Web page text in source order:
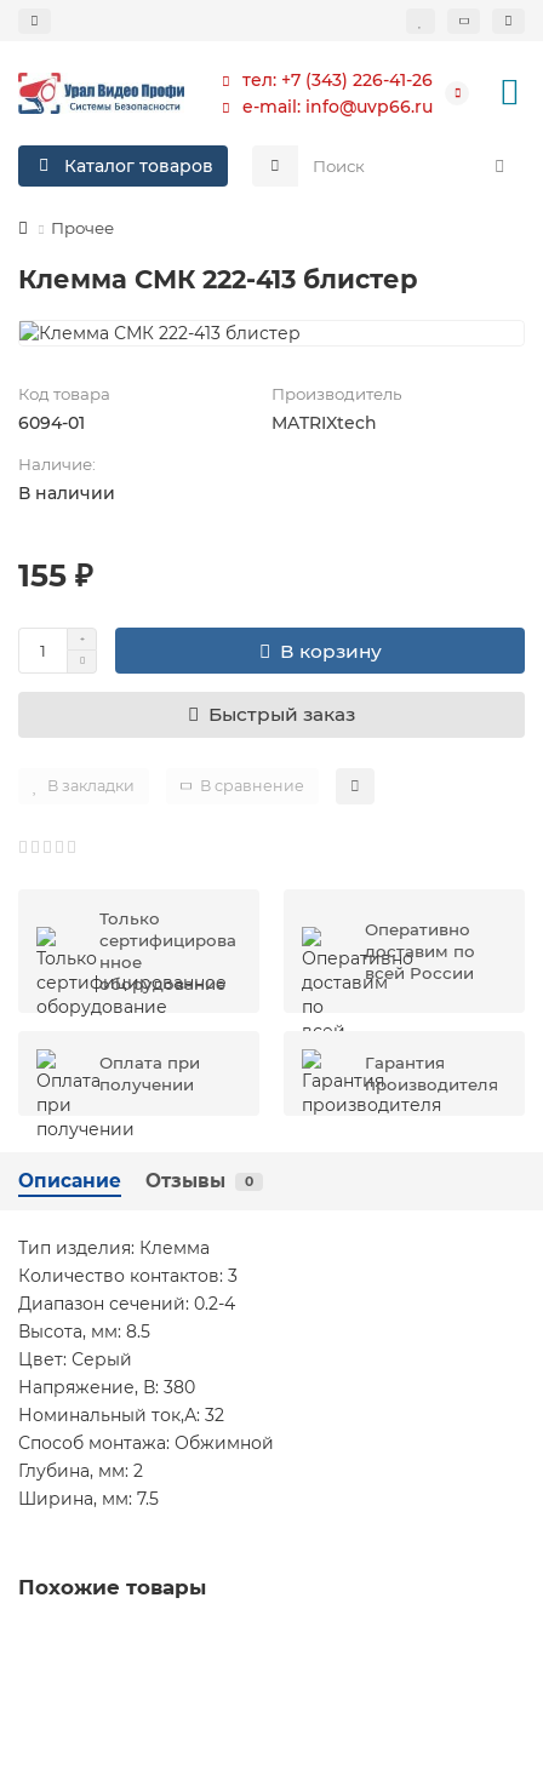
тел: +7 (343) 226-41-26
e-mail: info@uvp66.ru
Каталог товаров
Прочее
Клемма СМК 222-413 блистер
Код товара
6094-01
Производитель
MATRIXtech
Наличие:
В наличии
155 ₽
В корзину
Быстрый заказ
В закладки В сравнение
Только
сертифицирова
нное
оборудование
Оперативно
доставим по
всей России
Оплата при
получении
Гарантия
производителя
Описание Отзывы 0
Тип изделия: Клемма
Количество контактов: 3
Диапазон сечений: 0.2-4
Высота, мм: 8.5
Цвет: Серый
Напряжение, В: 380
Номинальный ток,А: 32
Способ монтажа: Обжимной
Глубина, мм: 2
Ширина, мм: 7.5
Похожие товары